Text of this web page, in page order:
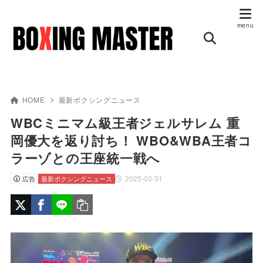
HOME 最新ボクシングニュース
WBCミニマム級王者ジェルサレム 重
岡優大を返り討ち！ WBO&WBA王者コ
ラーゾとの王座統一戦へ
広告 2025-03-31
最新ボクシングニュース